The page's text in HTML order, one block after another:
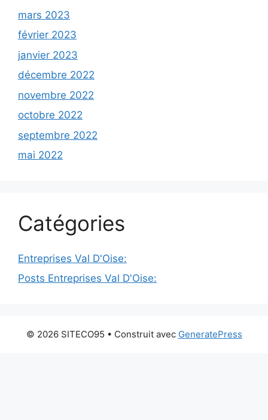
mars 2023
février 2023
janvier 2023
décembre 2022
novembre 2022
octobre 2022
septembre 2022
mai 2022
Catégories
Entreprises Val D'Oise:
Posts Entreprises Val D'Oise:
© 2026 SITECO95 • Construit avec GeneratePress